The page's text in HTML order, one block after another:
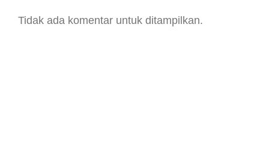
Tidak ada komentar untuk ditampilkan.